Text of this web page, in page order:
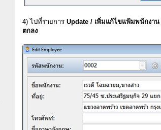
4) ไปที่รายการ Update / เพิ่มแก้ไขแฟ้มพนักงาน
ตกลง